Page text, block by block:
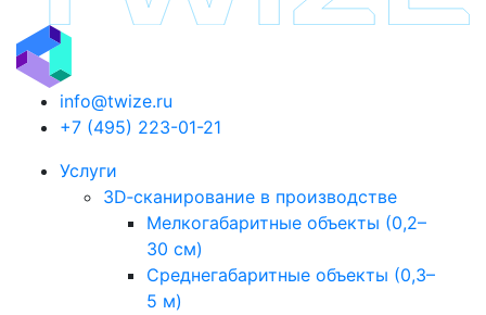
info@twize.ru
+7 (495) 223-01-21
Услуги
3D‑сканирование в производстве
Мелкогабаритные объекты (0,2–
30 см)
Среднегабаритные объекты (0,3–
5 м)